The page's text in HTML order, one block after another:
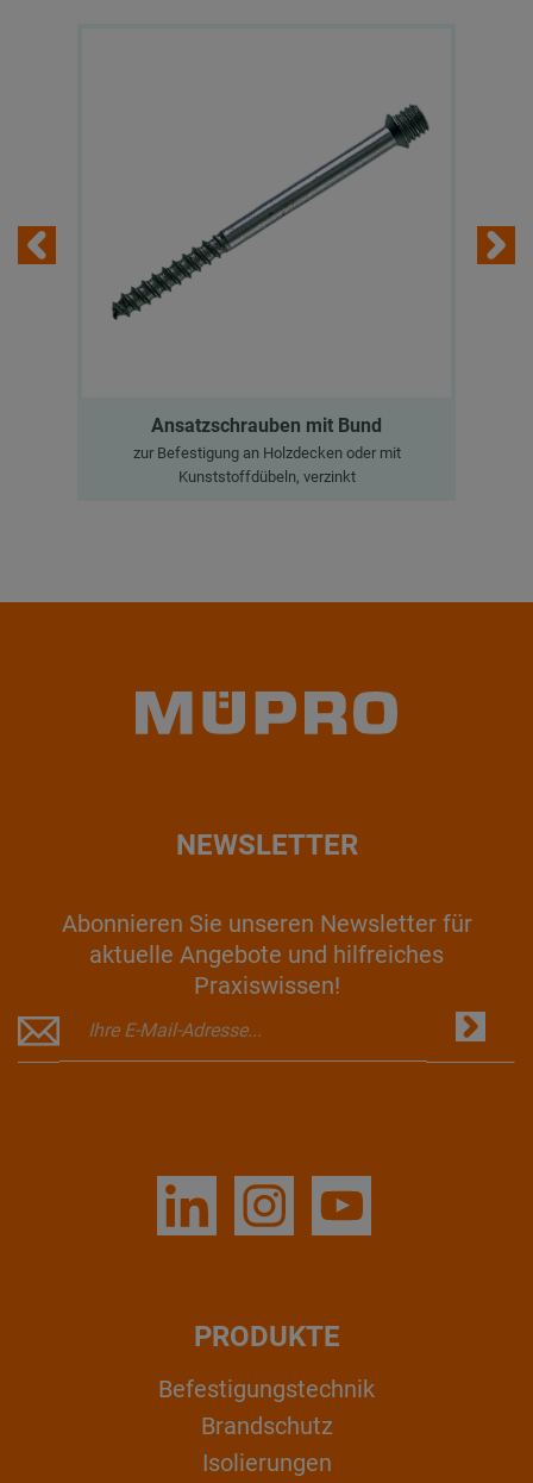
Ansatzschrauben mit Bund
zur Befestigung an Holzdecken oder mit
Kunststoffdübeln, verzinkt
NEWSLETTER
Abonnieren Sie unseren Newsletter für
aktuelle Angebote und hilfreiches
Praxiswissen!
PRODUKTE
Befestigungstechnik
Brandschutz
Isolierungen